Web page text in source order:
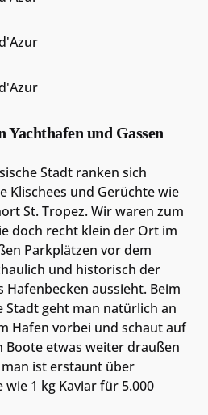
Yachthafen und Gassen
Stadt ranken sich
Klischees und Gerüchte wie
St. Tropez. Wir waren zum
doch recht klein der Ort im
Parkplätzen vor dem
und historisch der
aussieht. Beim
Stadt geht man natürlich an
Hafen vorbei und schaut auf
Boote etwas weiter draußen
ist erstaunt über
1 kg Kaviar für 5.000